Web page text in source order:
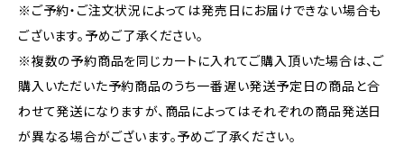
※ご予約・ご注文状況によっては発売日にお届けできない場合も
ございます。予めご了承ください。
※複数の予約商品を同じカートに入れてご購入頂いた場合は、ご
購入いただいた予約商品のうち一番遅い発送予定日の商品と合
わせて発送になりますが、商品によってはそれぞれの商品発送日
が異なる場合がございます。予めご了承ください。